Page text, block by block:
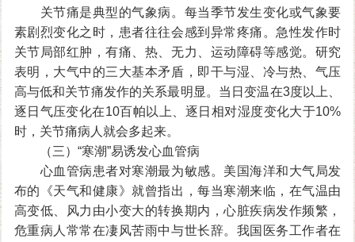
关节痛是典型的气象病。每当季节发生变化或气象要
素剧烈变化之时，患者往往会感到异常疼痛。急性发作时
关节局部红肿，有痛、热、无力、运动障碍等感觉。研究
表明，大气中的三大基本矛盾，即干与湿、冷与热、气压
高与低和关节痛发作的关系最明显。当日变温在3度以上、
逐日气压变化在10百帕以上、逐日相对湿度变化大于10%
时，关节痛病人就会多起来。
（三）“寒潮”易诱发心血管病
心血管病患者对寒潮最为敏感。美国海洋和大气局发
布的《天气和健康》就曾指出，每当寒潮来临，在气温由
高变低、风力由小变大的转换期内，心脏疾病发作频繁，
危重病人常常在凄风苦雨中与世长辞。我国医务工作者在